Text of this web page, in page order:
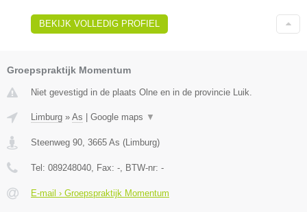
BEKIJK VOLLEDIG PROFIEL
Groepspraktijk Momentum
Niet gevestigd in de plaats Olne en in de provincie Luik.
Limburg » As Google maps ▼
Steenweg 90, 3665 As (Limburg)
Tel: 089248040, Fax: -, BTW-nr: -
E-mail › Groepspraktijk Momentum